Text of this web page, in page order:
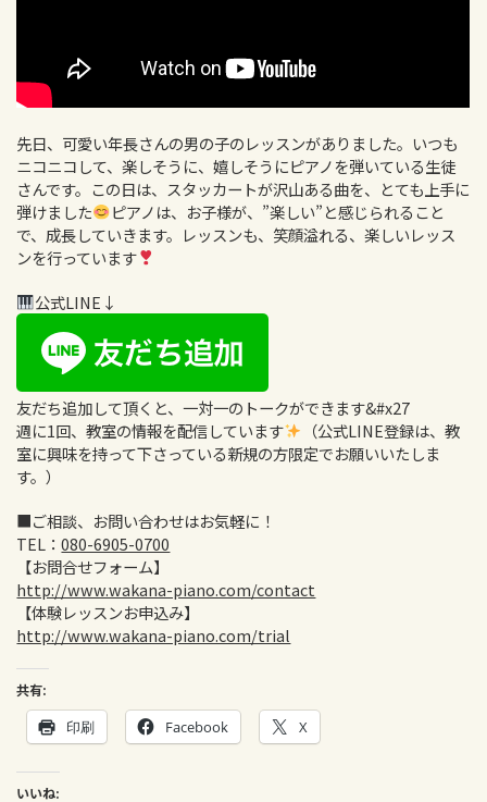
先日、可愛い年長さんの男の子のレッスンがありました。いつも
ニコニコして、楽しそうに、嬉しそうにピアノを弾いている生徒
さんです。この日は、スタッカートが沢山ある曲を、とても上手に
弾けました
ピアノは、お子様が、”楽しい”と感じられること
で、成長していきます。レッスンも、笑顔溢れる、楽しいレッス
ンを行っています
公式LINE↓
友だち追加して頂くと、一対一のトークができます&#x27
週に1回、教室の情報を配信しています
（公式LINE登録は、教
室に興味を持って下さっている新規の方限定でお願いいたしま
す。）
■ご相談、お問い合わせはお気軽に！
TEL：080-6905-0700
【お問合せフォーム】
http://www.wakana-piano.com/contact
【体験レッスンお申込み】
http://www.wakana-piano.com/trial
共有:
印刷 Facebook X
いいね: